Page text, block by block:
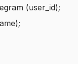
(user_id);